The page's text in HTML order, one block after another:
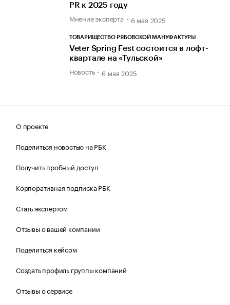
PR к 2025 году
Мнение эксперта 6 мая 2025
ТОВАРИЩЕСТВО РЯБОВСКОЙ МАНУФАКТУРЫ
Veter Spring Fest состоится в лофт-
квартале на «Тульской»
Новость 6 мая 2025
О проекте
Поделиться новостью на РБК
Получить пробный доступ
Корпоративная подписка РБК
Стать экспертом
Отзывы о вашей компании
Поделиться кейсом
Создать профиль группы компаний
Отзывы о сервисе